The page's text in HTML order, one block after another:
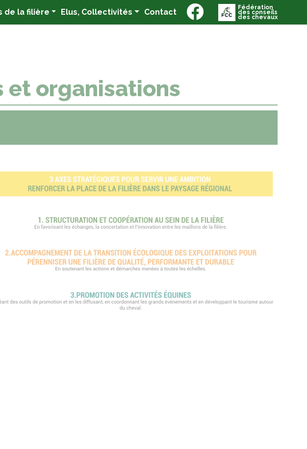
de la filière Elus, Collectivités Contact(current) Fédération
des conseils
des chevaux
et organisations